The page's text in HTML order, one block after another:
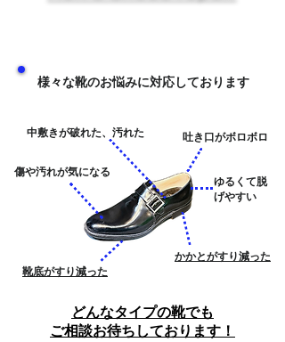
様々な靴のお悩みに対応しております
中敷きが破れた、汚れた
傷や汚れが気になる
​吐き口がボロボロ
​ゆるくて脱
げやすい
​かかとがすり減った
​靴底がすり減った
​どんなタイプの靴でも
ご相談お待ちしております！